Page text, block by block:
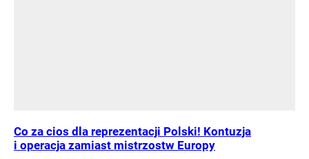
Co za cios dla reprezentacji Polski! Kontuzja
i operacja zamiast mistrzostw Europy